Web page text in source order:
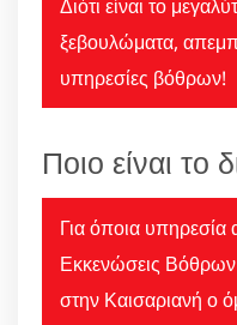
Διότι είναι το
ξεβουλώματα,
υπηρεσίες βόθρων!
Ποιο είναι το
Για όποια υπηρεσία
Εκκενώσεις Βόθρων
στην Καισαριανή ο